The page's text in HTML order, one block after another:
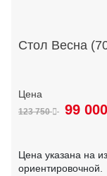
Стол Весна
123 750 99 000
Цена указана на
ориентировочной.